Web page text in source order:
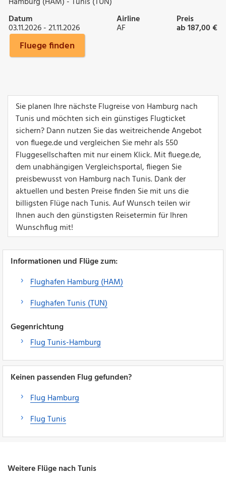
Datum
03.11.2026 - 21.11.2026
Airline
AF
Preis
ab 187,00 €
Fluege finden
Sie planen Ihre nächste Flugreise von Hamburg nach
Tunis und möchten sich ein günstiges Flugticket
sichern? Dann nutzen Sie das weitreichende Angebot
von fluege.de und vergleichen Sie mehr als 550
Fluggesellschaften mit nur einem Klick. Mit fluege.de,
dem unabhängigen Vergleichsportal, fliegen Sie
preisbewusst von Hamburg nach Tunis. Dank der
aktuellen und besten Preise finden Sie mit uns die
billigsten Flüge nach Tunis. Auf Wunsch teilen wir
Ihnen auch den günstigsten Reisetermin für Ihren
Wunschflug mit!
Informationen und Flüge zum:
Flughafen Hamburg (HAM)
Flughafen Tunis (TUN)
Gegenrichtung
Flug Tunis-Hamburg
Keinen passenden Flug gefunden?
Flug Hamburg
Flug Tunis
Weitere Flüge nach Tunis